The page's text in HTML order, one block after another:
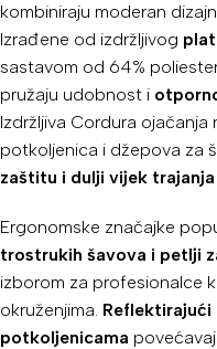
kombiniraju moderan
Izrađene od izdržljivog
sastavom od 64%
pružaju udobnost i
Izdržljiva Cordura
potkoljenica i džepova za
zaštitu i dulji vijek trajanja
Ergonomske značajke
trostrukih šavova i petlji
izborom za profesionalce
okruženjima. Reflektirajući
potkoljenicama